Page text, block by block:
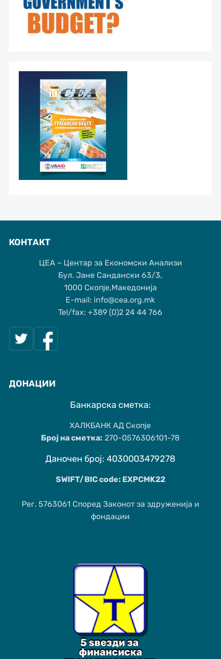
КОНТАКТ
ЦЕА – Центар за Економски Анализи
Бул. Јане Сандански 63/3,
1000 Скопје,Македонија
Е-mail: info@cea.org.mk
Tel/fax: +389 (0)2 24 44 766
ДОНАЦИИ
Банкарска сметка:
ХАЛКБАНК АД Скопје
Број на сметка: 270-0576306101-78
Даночен број: 4030003479278
SWIFT/BIC code: EXPCMK22
Рег. 5763061 Според Законот за здруженија и
фондации